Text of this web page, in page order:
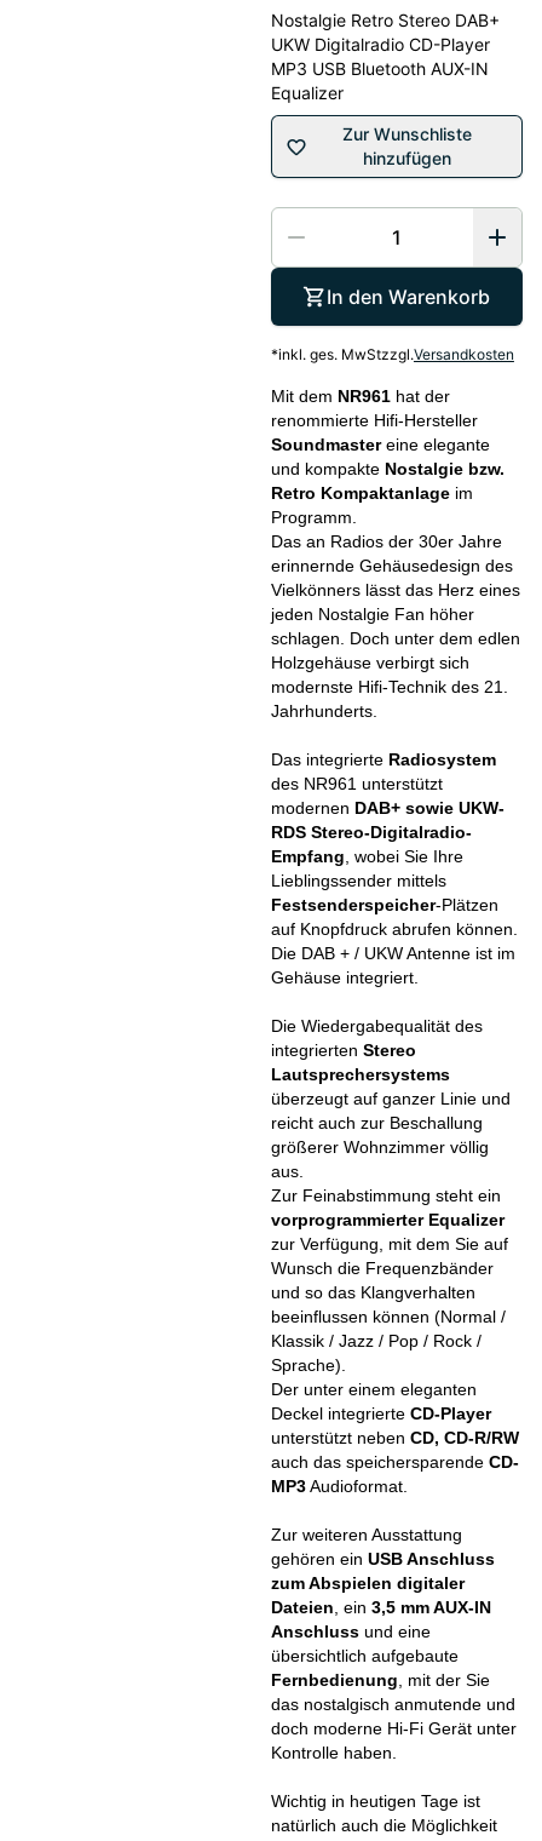
Nostalgie Retro Stereo DAB+
UKW Digitalradio CD-Player
MP3 USB Bluetooth AUX-IN
Equalizer
Zur Wunschliste
hinzufügen
In den Warenkorb
*inkl. ges. MwStzzgl.Versandkosten
Mit dem NR961hat der
renommierte Hifi-Hersteller
Soundmastereine elegante
und kompakteNostalgie bzw.
Retro Kompaktanlageim
Programm.
Das an Radios der 30er Jahre
erinnernde Gehäusedesign des
Vielkönners lässt das Herz eines
jeden Nostalgie Fan höher
schlagen. Doch unter dem edlen
Holzgehäuse verbirgt sich
modernste Hifi-Technik des 21.
Jahrhunderts.
Das integrierte Radiosystem
des NR961 unterstützt
modernen DAB+ sowie UKW-
RDS Stereo-Digitalradio-
Empfang , wobei Sie Ihre
Lieblingssender mittels
Festsenderspeicher-Plätzen
auf Knopfdruck abrufen können.
Die DAB + / UKW Antenne ist im
Gehäuse integriert.
Die Wiedergabequalität des
integrierten Stereo
Lautsprechersystems
überzeugt auf ganzer Linie und
reicht auch zur Beschallung
größerer Wohnzimmer völlig
aus.
Zur Feinabstimmung steht ein
vorprogrammierter Equalizer
zur Verfügung, mit dem Sie auf
Wunsch die Frequenzbänder
und so das Klangverhalten
beeinflussen können (Normal /
Klassik / Jazz / Pop / Rock /
Sprache).
Der unter einem eleganten
Deckel integrierte CD-Player
unterstützt neben CD, CD-R/RW
auch das speichersparende CD-
MP3Audioformat.
Zur weiteren Ausstattung
gehören ein USB Anschluss
zum Abspielen digitaler
Dateien , ein 3,5 mm AUX-IN
Anschlussund eine
übersichtlich aufgebaute
Fernbedienung , mit der Sie
das nostalgisch anmutende und
doch moderne Hi-Fi Gerät unter
Kontrolle haben.
Wichtig in heutigen Tage ist
natürlich auch die Möglichkeit